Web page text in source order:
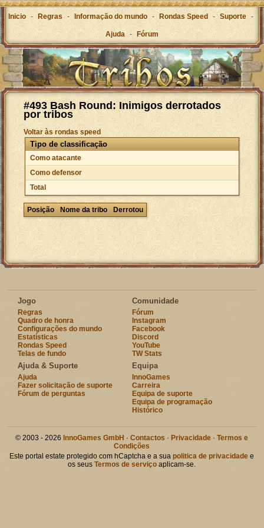
Inicio - Regras - Informação do mundo - Rondas Speed - Suporte -
Ajuda - Fórum
#493 Bash Round: Inimigos derrotados
por tribos
Voltar às rondas speed
Tipo de classificação
Como atacante
Como defensor
Total
Posição Nome da tribo Derrotou
Jogo
Regras
Quadro de honra
Configurações do mundo
Estatísticas
Rondas Speed
Telas de fundo
Comunidade
Fórum
Instagram
Facebook
Discord
YouTube
TW Stats
Ajuda & Suporte
Ajuda
Fazer solicitação de suporte
Fórum de perguntas
Equipa
InnoGames
Carreira
Equipa de suporte
Equipa de programação
Histórico
© 2003 - 2026 InnoGames GmbH ·Contactos · Privacidade ·Termos e
Condições
Este portal estate protegido com hCaptcha e a suapolitica de privacidade e
os seusTermos de serviço aplicam-se.